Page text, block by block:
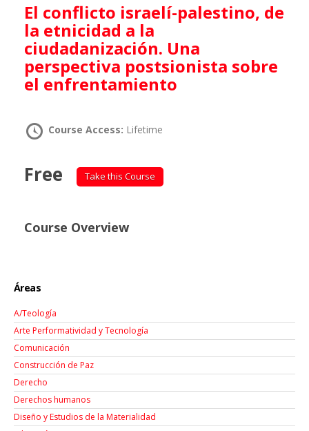
El conflicto israelí-palestino, de
la etnicidad a la
ciudadanización. Una
perspectiva postsionista sobre
el enfrentamiento
Course Access: Lifetime
Free Take this Course
Course Overview
Áreas
A/Teología
Arte Performatividad y Tecnología
Comunicación
Construcción de Paz
Derecho
Derechos humanos
Diseño y Estudios de la Materialidad